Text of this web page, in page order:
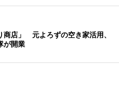
商店」 元よろずの空き家活用、
が開業